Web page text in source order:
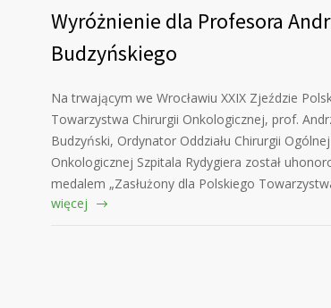
Wyróżnienie dla Profesora
Budzyńskiego
Na trwającym we Wrocławiu XXIX Zjeździe
Towarzystwa Chirurgii Onkologicznej, prof.
Budzyński, Ordynator Oddziału Chirurgii
Onkologicznej Szpitala Rydygiera został
medalem „Zasłużony dla Polskiego
więcej